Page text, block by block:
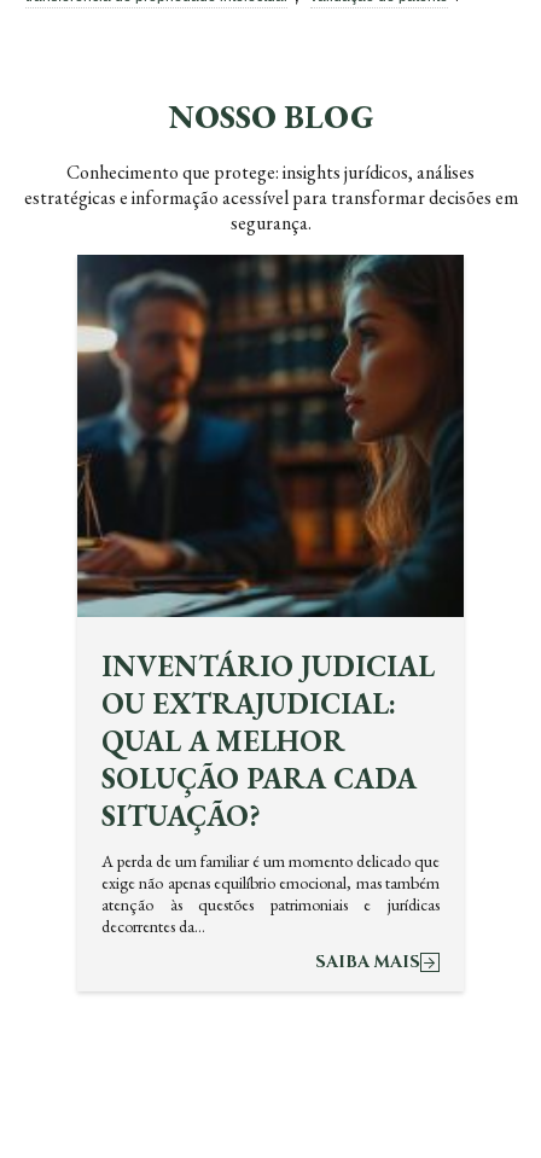
NOSSO BLOG
Conhecimento que protege: insights jurídicos, análises
estratégicas e informação acessível para transformar decisões em
segurança.
INVENTÁRIO JUDICIAL
OU EXTRAJUDICIAL:
QUAL A MELHOR
SOLUÇÃO PARA CADA
SITUAÇÃO?
A perda de um familiar é um momento delicado que
exige não apenas equilíbrio emocional, mas também
atenção às questões patrimoniais e jurídicas
decorrentes da…
SAIBA MAIS